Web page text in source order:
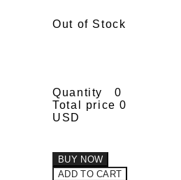
Out of Stock
Quantity
0
Total price 0
USD
BUY NOW
ADD TO CART